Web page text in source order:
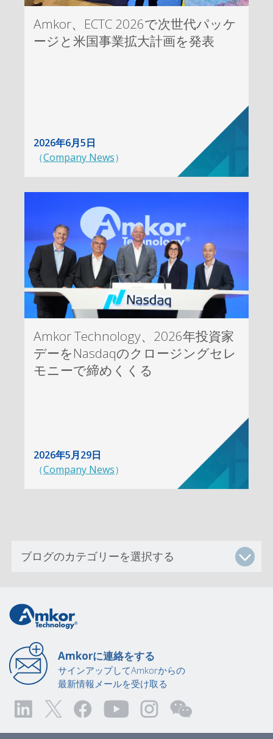
Amkor、ECTC 2026で次世代パッケ
ージと米国事業拡大計画を発表
2026年6月5日
（Company News）
Amkor Technology、2026年投資家
デーをNasdaqのクロージングセレ
モニーで締めくくる
2026年5月29日
（Company News）
Amkorに連絡をする
サインアップしてAmkorからの
最新情報メールを受け取る